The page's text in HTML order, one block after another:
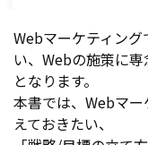
Webマーケティン
い、Webの施策に
となります。
本書では、Webマ
えておきたい、